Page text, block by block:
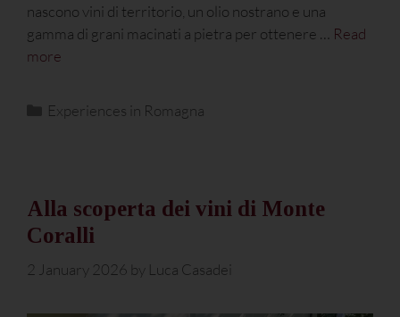
nascono vini di territorio, un olio nostrano e una
gamma di grani macinati a pietra per ottenere … Read
more
Experiences in Romagna
Alla scoperta dei vini di Monte
Coralli
2 January 2026 by Luca Casadei